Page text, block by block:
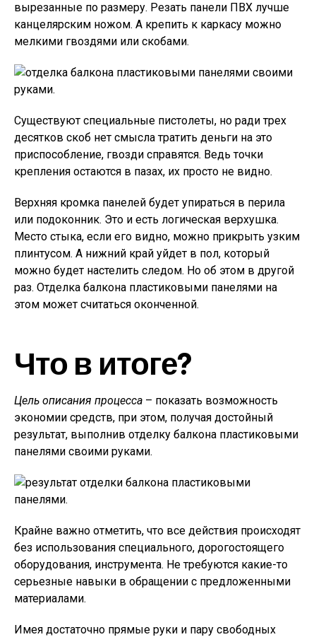
вырезанные по размеру. Резать панели ПВХ лучше
канцелярским ножом. А крепить к каркасу можно
мелкими гвоздями или скобами.
Существуют специальные пистолеты, но ради трех
десятков скоб нет смысла тратить деньги на это
приспособление, гвозди справятся. Ведь точки
крепления остаются в пазах, их просто не видно.
Верхняя кромка панелей будет упираться в перила
или подоконник. Это и есть логическая верхушка.
Место стыка, если его видно, можно прикрыть узким
плинтусом. А нижний край уйдет в пол, который
можно будет настелить следом. Но об этом в другой
раз. Отделка балкона пластиковыми панелями на
этом может считаться оконченной.
Что в итоге?
Цель описания процесса – показать возможность
экономии средств, при этом, получая достойный
результат, выполнив отделку балкона пластиковыми
панелями своими руками.
Крайне важно отметить, что все действия происходят
без использования специального, дорогостоящего
оборудования, инструмента. Не требуются какие-то
серьезные навыки в обращении с предложенными
материалами.
Имея достаточно прямые руки и пару свободных